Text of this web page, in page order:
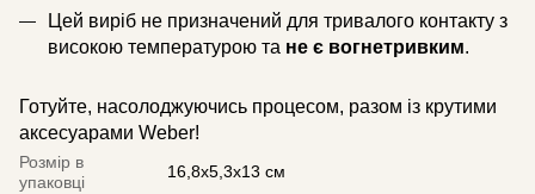
Цей виріб не призначений для тривалого контакту з
високою температурою та не є вогнетривким.
Готуйте, насолоджуючись процесом, разом із крутими
аксесуарами Weber!
Розмір в
упаковці
16,8x5,3x13 см